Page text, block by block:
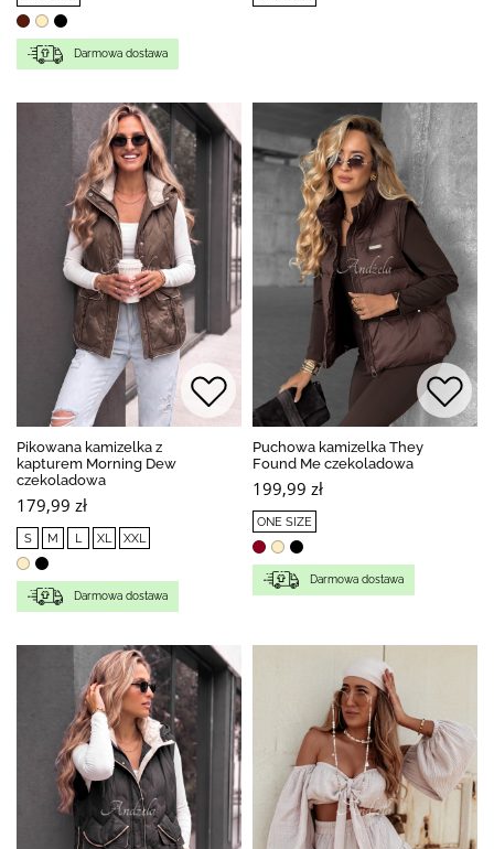
Darmowa dostawa
Pikowana kamizelka z
kapturem Morning Dew
czekoladowa
179,99 zł
S M L XL XXL
Darmowa dostawa
Puchowa kamizelka They
Found Me czekoladowa
199,99 zł
ONE SIZE
Darmowa dostawa